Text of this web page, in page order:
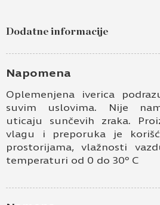
Ime i prezime
Kontakt telefon
Dodatne informacije
Napomena
Oplemenjena iverica
suvim uslovima. Nije
uticaju sunčevih zraka.
vlagu i preporuka je
prostorijama, vlažnosti
temperaturi od 0 do 30º C